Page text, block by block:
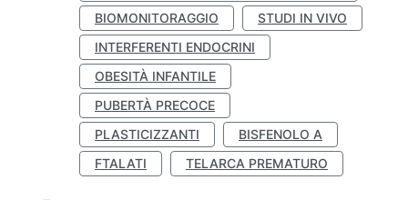
BIOMONITORAGGIO
STUDI IN VIVO
INTERFERENTI ENDOCRINI
OBESITÀ INFANTILE
PUBERTÀ PRECOCE
PLASTICIZZANTI
BISFENOLO A
FTALATI
TELARCA PREMATURO